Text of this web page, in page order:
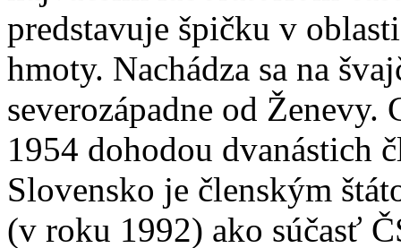
predstavuje špičku v
hmoty. Nachádza sa na
severozápadne od
1954 dohodou dvanástich
Slovensko je členským
(v roku 1992) ako súčasť